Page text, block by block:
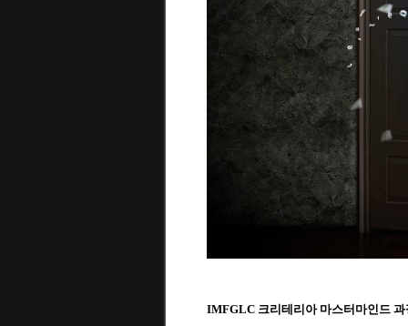
IMFGLC 크리테리아 마스터마인드